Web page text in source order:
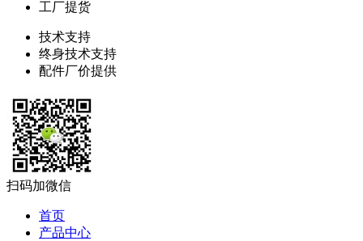
工厂提货
技术支持
终身技术支持
配件厂价提供
扫码加微信
首页
产品中心